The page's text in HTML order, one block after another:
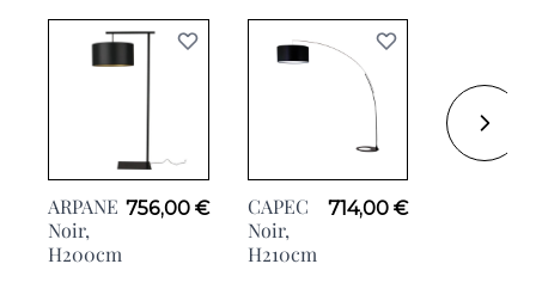
ARPANE
Noir,
H200cm
756,00 €
CAPEC
Noir,
H210cm
714,00 €